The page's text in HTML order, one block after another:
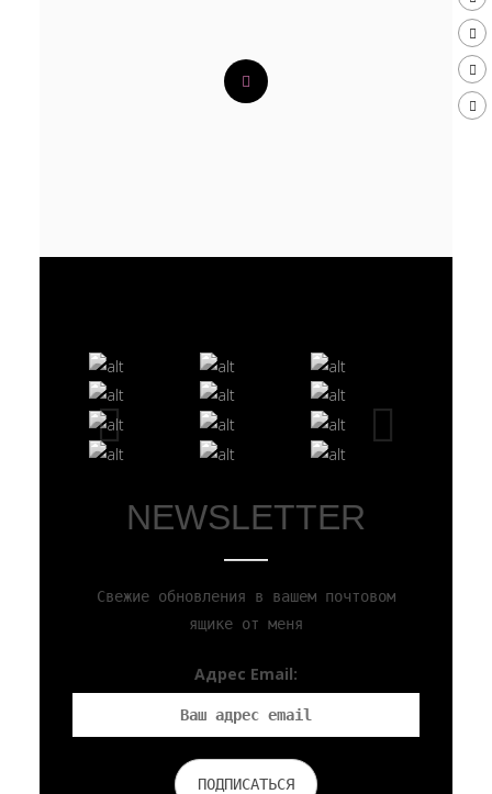
МУЗЫКА
NEWSLETTER
Cвежие обновления в вашем почтовом
ящике от меня
Адрес Email: